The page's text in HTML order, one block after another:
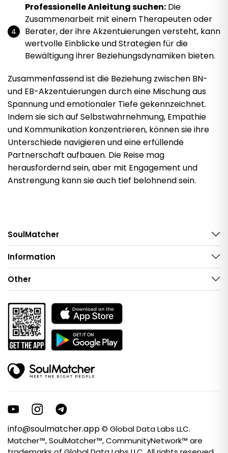
Professionelle Anleitung suchen: Die
Zusammenarbeit mit einem Therapeuten oder
Berater, der ihre Akzentuierungen versteht, kann
wertvolle Einblicke und Strategien für die
Bewältigung ihrer Beziehungsdynamiken bieten.
Zusammenfassend ist die Beziehung zwischen BN-
und EB-Akzentuierungen durch eine Mischung aus
Spannung und emotionaler Tiefe gekennzeichnet.
Indem sie sich auf Selbstwahrnehmung, Empathie
und Kommunikation konzentrieren, können sie ihre
Unterschiede navigieren und eine erfüllende
Partnerschaft aufbauen. Die Reise mag
herausfordernd sein, aber mit Engagement und
Anstrengung kann sie auch tief belohnend sein.
SoulMatcher
Information
Other
info@soulmatcher.app© Global Data Labs LLC.
Matcher™, SoulMatcher™, CommunityNetwork™ are